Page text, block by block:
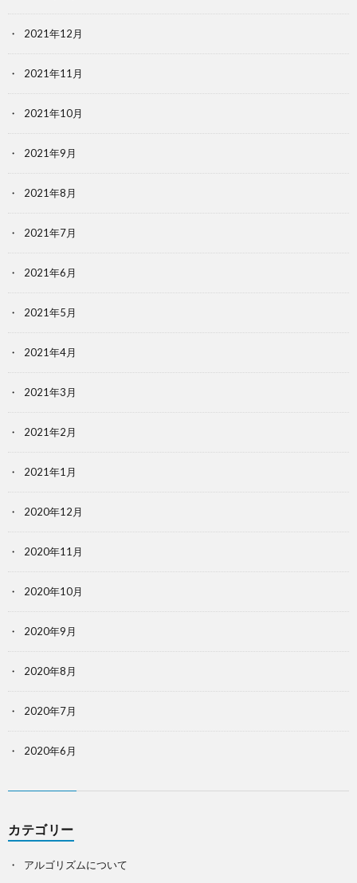
2021年12月
2021年11月
2021年10月
2021年9月
2021年8月
2021年7月
2021年6月
2021年5月
2021年4月
2021年3月
2021年2月
2021年1月
2020年12月
2020年11月
2020年10月
2020年9月
2020年8月
2020年7月
2020年6月
カテゴリー
アルゴリズムについて